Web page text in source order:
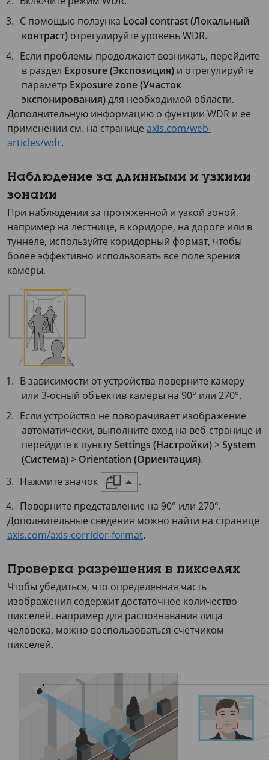
С помощью ползунка Local contrast (Локальный
контраст) отрегулируйте уровень WDR.
Если проблемы продолжают возникать, перейдите
в раздел Exposure (Экспозиция) и отрегулируйте
параметр Exposure zone (Участок
экспонирования)для необходимой области.
Дополнительную информацию о функции WDR и ее
применении см. на странице axis.com/web-
articles/wdr.
Наблюдение за длинными и узкими
зонами
При наблюдении за протяженной и узкой зоной,
например на лестнице, в коридоре, на дороге или в
туннеле, используйте коридорный формат, чтобы
более эффективно использовать все поле зрения
камеры.
В зависимости от устройства поверните камеру
или 3-осный объектив камеры на 90° или 270°.
Если устройство не поворачивает изображение
автоматически, выполните вход на веб-странице и
перейдите к пунктуSettings (Настройки)>System
(Система)> Orientation (Ориентация).
Нажмите значок
.
Поверните представление на 90° или 270°.
Дополнительные сведения можно найти на странице
axis.com/axis-corridor-format.
Проверка разрешения в пикселях
Чтобы убедиться, что определенная часть
изображения содержит достаточное количество
пикселей, например для распознавания лица
человека, можно воспользоваться счетчиком
пикселей.